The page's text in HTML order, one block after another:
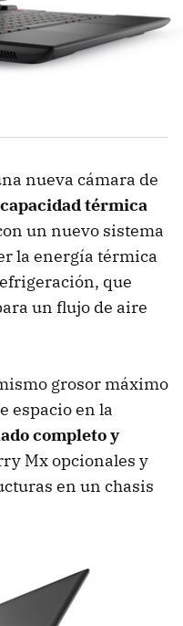
nueva cámara de
térmica
un nuevo sistema
la energía térmica
que
un flujo de aire
grosor máximo
espacio en la
completo y
Mx opcionales y
en un chasis